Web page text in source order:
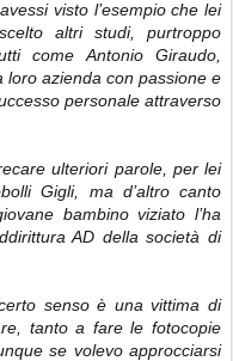
visto l’esempio che lei
altri studi, purtroppo
come Antonio Giraudo,
azienda con passione e
personale attraverso
ulteriori parole, per lei
Gigli, ma d’altro canto
bambino viziato l’ha
AD della società di
senso è una vittima di
tanto a fare le fotocopie
se volevo approcciarsi